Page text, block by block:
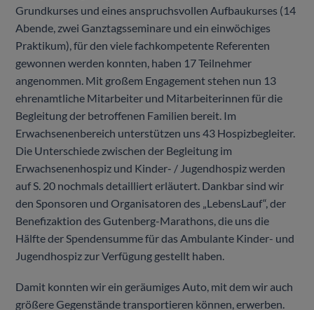
Grundkurses und eines anspruchsvollen Aufbaukurses (14
Abende, zwei Ganztagsseminare und ein einwöchiges
Praktikum), für den viele fachkompetente Referenten
gewonnen werden konnten, haben 17 Teilnehmer
angenommen. Mit großem Engagement stehen nun 13
ehrenamtliche Mitarbeiter und Mitarbeiterinnen für die
Begleitung der betroffenen Familien bereit. Im
Erwachsenenbereich unterstützen uns 43 Hospizbegleiter.
Die Unterschiede zwischen der Begleitung im
Erwachsenenhospiz und Kinder- / Jugendhospiz werden
auf S. 20 nochmals detailliert erläutert. Dankbar sind wir
den Sponsoren und Organisatoren des „LebensLauf“, der
Benefizaktion des Gutenberg-Marathons, die uns die
Hälfte der Spendensumme für das Ambulante Kinder- und
Jugendhospiz zur Verfügung gestellt haben.
Damit konnten wir ein geräumiges Auto, mit dem wir auch
größere Gegenstände transportieren können, erwerben.